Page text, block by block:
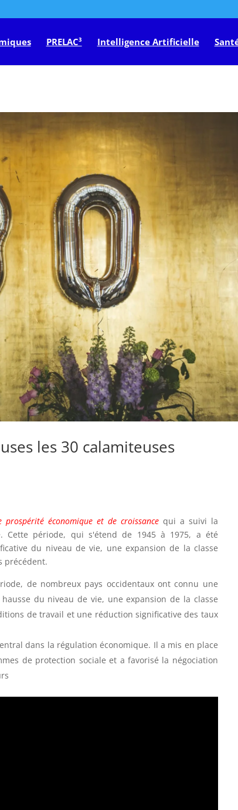
PRELAC³ Intelligence Artificielle
les 30 calamiteuses
économique et de croissancequi a suivi la
Cette période, qui s'étend de 1945 à 1975, a été
du niveau de vie, une expansion de la classe
précédent.
de nombreux pays occidentaux ont connu une
du niveau de vie, une expansion de la classe
de travail et une réduction significative des taux
dans la régulation économique. Il a mis en place
de protection sociale et a favorisé la négociation